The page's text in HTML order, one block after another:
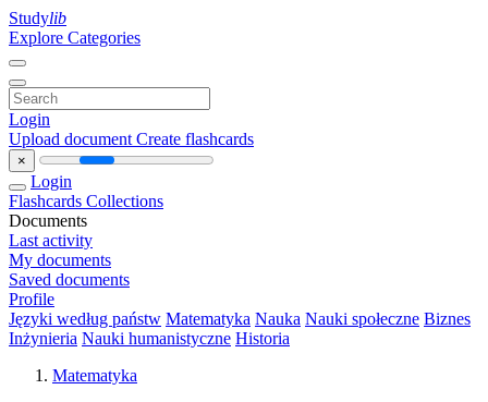
Studylib
Explore Categories
Login
Upload document Create flashcards
×
Login
Flashcards Collections
Documents
Last activity
My documents
Saved documents
Profile
Języki według państw Matematyka Nauka Nauki społeczne Biznes
Inżynieria Nauki humanistyczne Historia
Matematyka